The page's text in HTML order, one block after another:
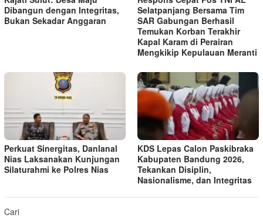
Dibangun dengan Integritas,
Bukan Sekadar Anggaran
Selatpanjang Bersama Tim
SAR Gabungan Berhasil
Temukan Korban Terakhir
Kapal Karam di Perairan
Mengkikip Kepulauan Meranti
Perkuat Sinergitas, Danlanal
Nias Laksanakan Kunjungan
Silaturahmi ke Polres Nias
KDS Lepas Calon Paskibraka
Kabupaten Bandung 2026,
Tekankan Disiplin,
Nasionalisme, dan Integritas
Cari